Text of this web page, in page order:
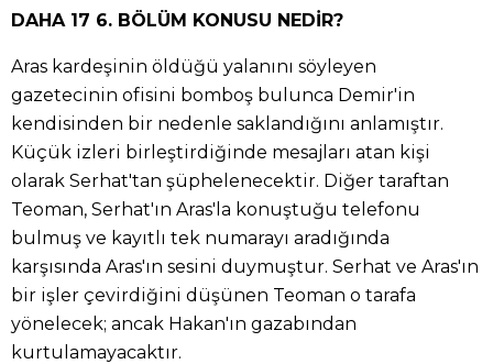
DAHA 17 6. BÖLÜM KONUSU NEDİR?
Aras kardeşinin öldüğü yalanını söyleyen
gazetecinin ofisini bomboş bulunca Demir'in
kendisinden bir nedenle saklandığını anlamıştır.
Küçük izleri birleştirdiğinde mesajları atan kişi
olarak Serhat'tan şüphelenecektir. Diğer taraftan
Teoman, Serhat'ın Aras'la konuştuğu telefonu
bulmuş ve kayıtlı tek numarayı aradığında
karşısında Aras'ın sesini duymuştur. Serhat ve Aras'ın
bir işler çevirdiğini düşünen Teoman o tarafa
yönelecek; ancak Hakan'ın gazabından
kurtulamayacaktır.